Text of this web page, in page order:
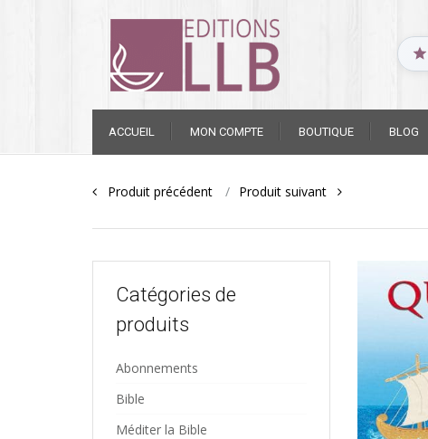
content
ACCUEIL MON COMPTE BOUTIQUE BLOG
PostProduit précédent Produit suivant
Catégories de
produits
Abonnements
Bible
Méditer la Bible